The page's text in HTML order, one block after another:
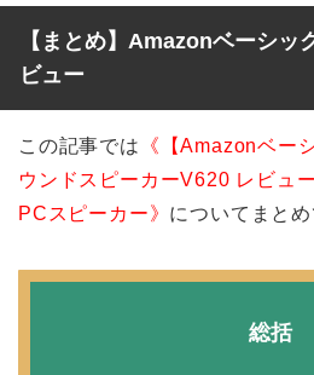
【まとめ】Amazonベーシッ
ビュー
この記事では
《【Amazonベー
ウンドスピーカーV620 レビュ
PCスピーカー》 についてまとめ
総括